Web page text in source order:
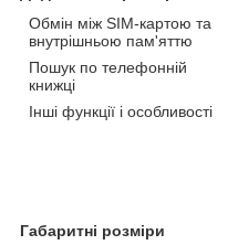
Обмін між SIM-картою та
внутрішньою пам'яттю
Пошук по телефонній
книжці
Інші функції і особливості
Габаритні розміри